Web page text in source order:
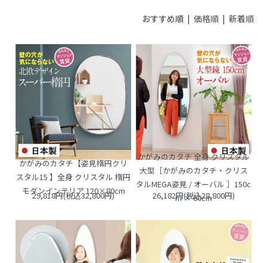
おすすめ順 | 価格順| 新着順
かがみのカタチ【姿見楕円クリ
スタル15 】全身 クリスタル 楕円
モダンインテリア 120×80cm
29,818円(税込32,800円)
かがみのカタチ 全身 クリスタル
大型［かがみのカタチ・クリス
タルMEGA姿見 / オーバル ］150c
m × 60cm
26,182円(税込28,800円)